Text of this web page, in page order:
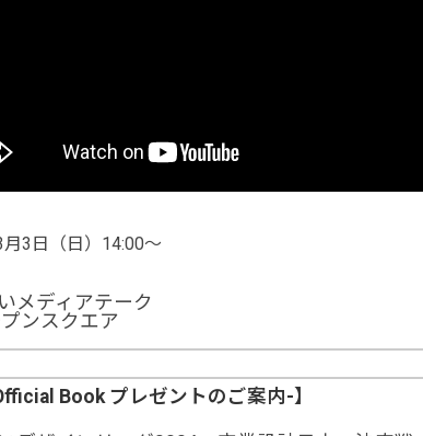
3日（日）14:00～
メディアテーク
ンスクエア
Book プレゼントのご案内-】